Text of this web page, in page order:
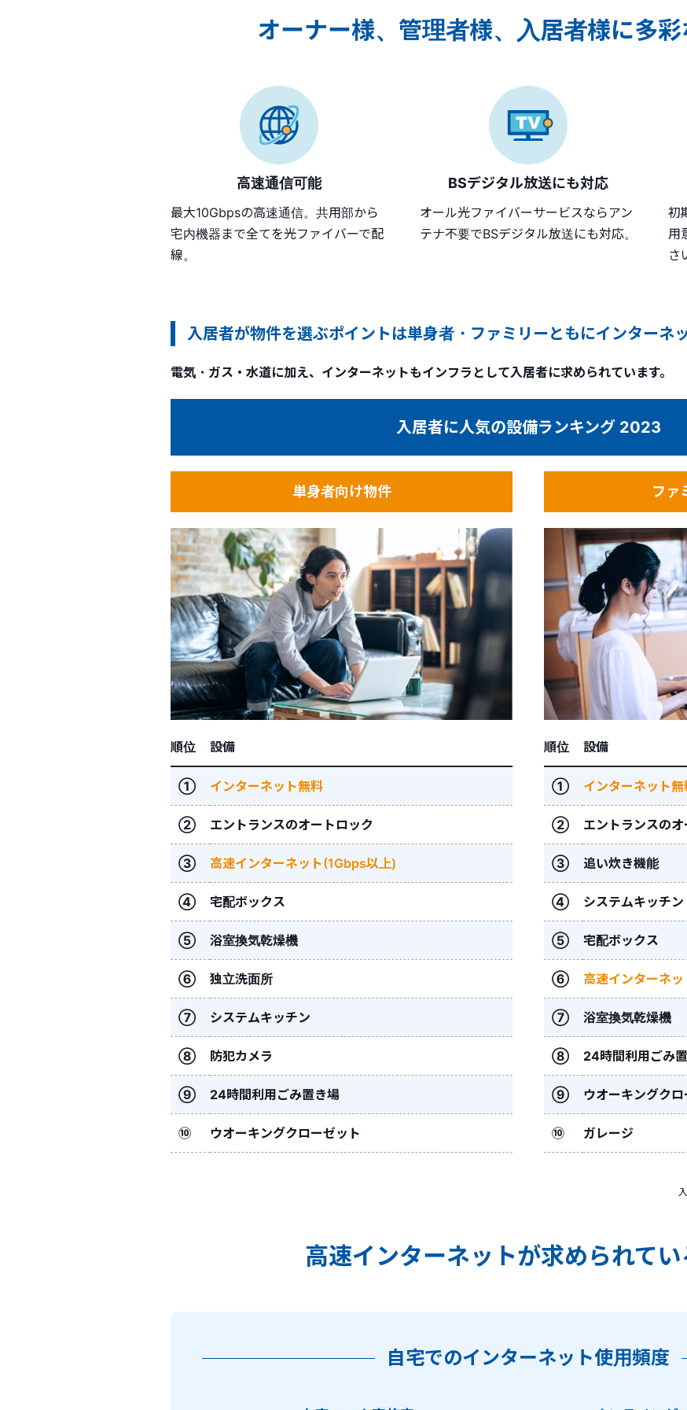
オーナー様、管理者様、入居者様に多
⾼速通信可能
最⼤10Gbpsの⾼速通信。共⽤部から
宅内機器まで全てを光ファイバーで配
線。
BSデジタル放送にも対応
オール光ファイバーサービスならアン
テナ不要でBSデジタル放送にも対応。
初
用
さ
入居者が物件を選ぶポイントは単身者・ファミリーともにインターネ
電気・ガス・水道に加え、インターネットもインフラとして入居者に求められています。
入居者に人気の設備ランキング 2023
単身者向け物件
順位 設備
① インターネット無料
② エントランスのオートロック
③ 高速インターネット(1Gbps以上)
④ 宅配ボックス
⑤ 浴室換気乾燥機
⑥ 独立洗面所
⑦ システムキッチン
⑧ 防犯カメラ
⑨ 24時間利用ごみ置き場
⑩ ウオーキングクローゼット
ファ
順位 設備
① インターネット無
② エントランスの
③ 追い炊き機能
④ システムキッチン
⑤ 宅配ボックス
⑥ 高速インターネ
⑦ 浴室換気乾燥機
⑧ 24時間利用ごみ
⑨ ウオーキングクロ
⑩ ガレージ
高速インターネットが求められてい
自宅でのインターネット使用頻度